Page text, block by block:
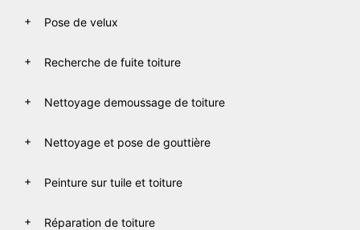
Pose de velux
Recherche de fuite toiture
Nettoyage demoussage de toiture
Nettoyage et pose de gouttière
Peinture sur tuile et toiture
Réparation de toiture